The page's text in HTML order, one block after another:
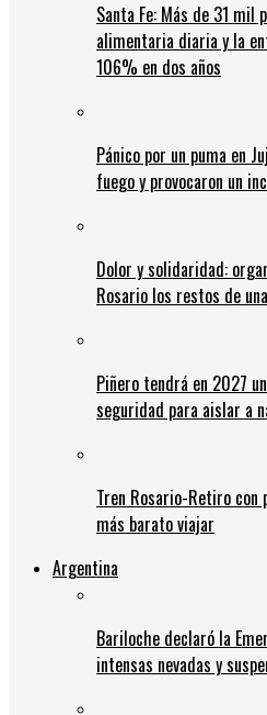
Santa Fe: Más de 31 mil
alimentaria diaria y la
106% en dos años
Pánico por un puma en
fuego y provocaron un
Dolor y solidaridad:
Rosario los restos de
Piñero tendrá en 2027
seguridad para aislar a
Tren Rosario-Retiro con
más barato viajar
Argentina
Bariloche declaró la
intensas nevadas y